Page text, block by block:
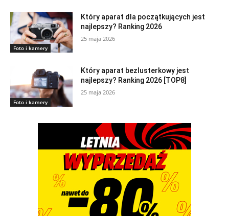
Foto i kamery
Który aparat dla początkujących jest
najlepszy? Ranking 2026
25 maja 2026
Foto i kamery
Który aparat bezlusterkowy jest
najlepszy? Ranking 2026 [TOP8]
25 maja 2026